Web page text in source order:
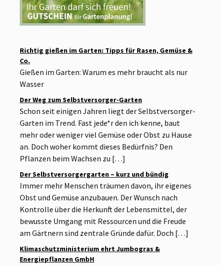
Richtig gießen im Garten: Tipps für Rasen, Gemüse &
Co.
Gießen im Garten: Warum es mehr braucht als nur
Wasser
Der Weg zum Selbstversorger-Garten
Schon seit einigen Jahren liegt der Selbstversorger-
Garten im Trend. Fast jede*r den ich kenne, baut
mehr oder weniger viel Gemüse oder Obst zu Hause
an. Doch woher kommt dieses Bedürfnis? Den
Pflanzen beim Wachsen zu […]
Der Selbstversorgergarten – kurz und bündig
Immer mehr Menschen träumen davon, ihr eigenes
Obst und Gemüse anzubauen. Der Wunsch nach
Kontrolle über die Herkunft der Lebensmittel, der
bewusste Umgang mit Ressourcen und die Freude
am Gärtnern sind zentrale Gründe dafür. Doch […]
Klimaschutzministerium ehrt Jumbogras &
Energiepflanzen GmbH